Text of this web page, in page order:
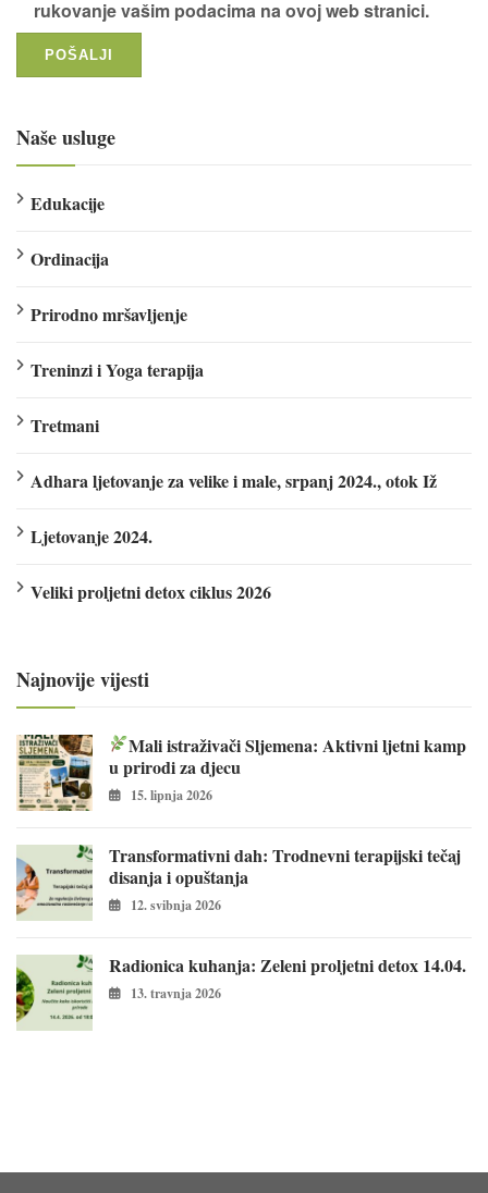
rukovanje vašim podacima na ovoj web stranici.
Naše usluge
Edukacije
Ordinacija
Prirodno mršavljenje
Treninzi i Yoga terapija
Tretmani
Adhara ljetovanje za velike i male, srpanj 2024., otok Iž
Ljetovanje 2024.
Veliki proljetni detox ciklus 2026
Najnovije vijesti
Mali istraživači Sljemena: Aktivni ljetni kamp
u prirodi za djecu
15. lipnja 2026
Transformativni dah: Trodnevni terapijski tečaj
disanja i opuštanja
12. svibnja 2026
Radionica kuhanja: Zeleni proljetni detox 14.04.
13. travnja 2026